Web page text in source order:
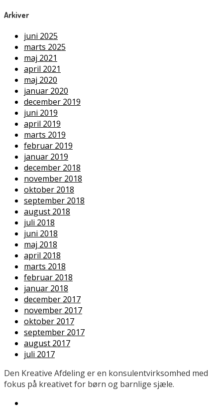
Arkiver
juni 2025
marts 2025
maj 2021
april 2021
maj 2020
januar 2020
december 2019
juni 2019
april 2019
marts 2019
februar 2019
januar 2019
december 2018
november 2018
oktober 2018
september 2018
august 2018
juli 2018
juni 2018
maj 2018
april 2018
marts 2018
februar 2018
januar 2018
december 2017
november 2017
oktober 2017
september 2017
august 2017
juli 2017
Den Kreative Afdeling er en konsulentvirksomhed med
fokus på kreativet for børn og barnlige sjæle.